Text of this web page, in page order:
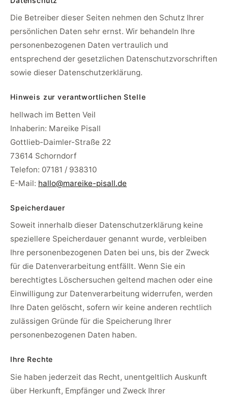
Die Betreiber dieser Seiten nehmen den Schutz Ihrer
persönlichen Daten sehr ernst. Wir behandeln Ihre
personenbezogenen Daten vertraulich und
entsprechend der gesetzlichen Datenschutzvorschriften
sowie dieser Datenschutzerklärung.
Hinweis zur verantwortlichen Stelle
hellwach im Betten Veil
Inhaberin: Mareike Pisall
Gottlieb-Daimler-Straße 22
73614 Schorndorf
Telefon: 07181 / 938310
E-Mail: hallo@mareike-pisall.de
Speicherdauer
Soweit innerhalb dieser Datenschutzerklärung keine
speziellere Speicherdauer genannt wurde, verbleiben
Ihre personenbezogenen Daten bei uns, bis der Zweck
für die Datenverarbeitung entfällt. Wenn Sie ein
berechtigtes Löschersuchen geltend machen oder eine
Einwilligung zur Datenverarbeitung widerrufen, werden
Ihre Daten gelöscht, sofern wir keine anderen rechtlich
zulässigen Gründe für die Speicherung Ihrer
personenbezogenen Daten haben.
Ihre Rechte
Sie haben jederzeit das Recht, unentgeltlich Auskunft
über Herkunft, Empfänger und Zweck Ihrer